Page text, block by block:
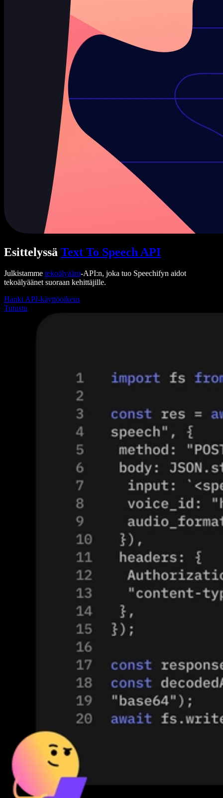
Esittelyssä Text To Speech API
Julkistamme tekoälyääni-API:n, joka tuo Speechifyn aidot
tekoälyäänet suoraan kehittäjille.
Hanki API-käyttöoikeus
Tutustu